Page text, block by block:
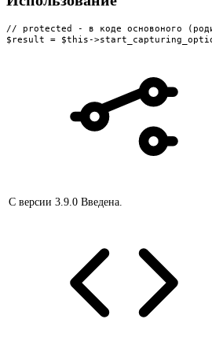
// protected - в коде основоного
$result = $this-
С версии 3.9.0 Введена.